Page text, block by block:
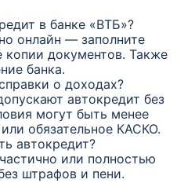
в банке «ВТБ»?
онлайн — заполните
копии документов. Также
банка.
о доходах?
автокредит без
могут быть менее
обязательное КАСКО.
автокредит?
или полностью
штрафов и пени.